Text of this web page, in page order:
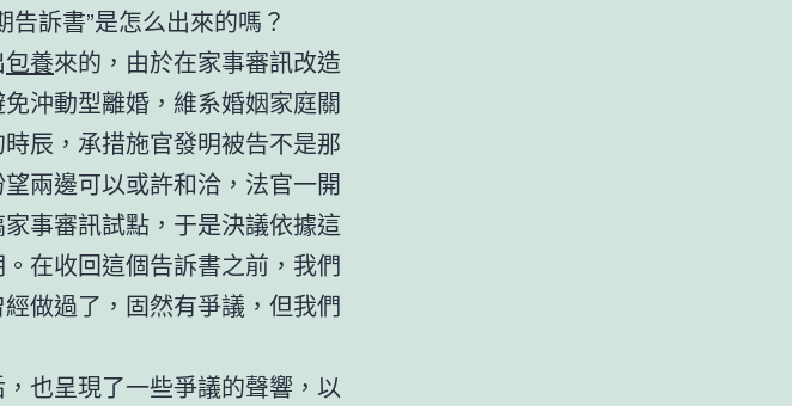
訴書”是怎么出來的嗎？
包養來的，由於在家事審訊改造
沖動型離婚，維系婚姻家庭關
辰，承措施官發明被告不是那
兩邊可以或許和洽，法官一開
事審訊試點，于是決議依據這
在收回這個告訴書之前，我們
做過了，固然有爭議，但我們
也呈現了一些爭議的聲響，以